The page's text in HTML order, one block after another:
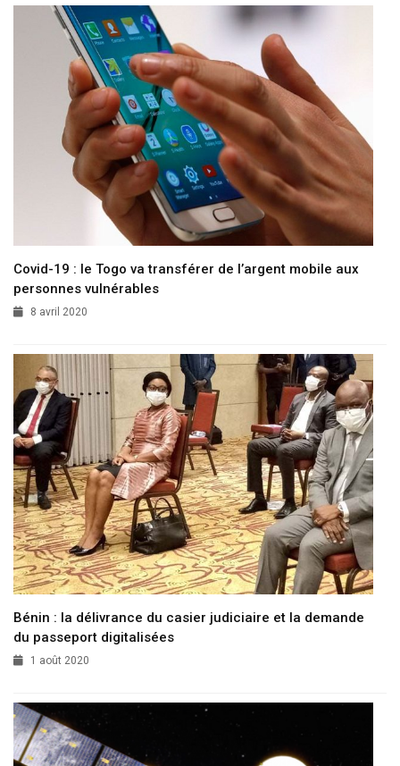
Covid-19 : le Togo va transférer de l’argent mobile aux
personnes vulnérables
8 avril 2020
Bénin : la délivrance du casier judiciaire et la demande
du passeport digitalisées
1 août 2020